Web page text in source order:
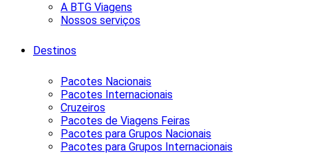
A BTG Viagens
Nossos serviços
Destinos
Pacotes Nacionais
Pacotes Internacionais
Cruzeiros
Pacotes de Viagens Feiras
Pacotes para Grupos Nacionais
Pacotes para Grupos Internacionais